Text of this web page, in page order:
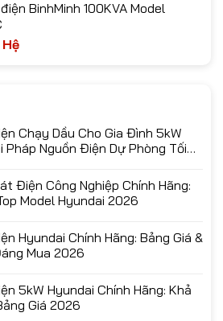
BinhMinh 100KVA Model
Chạy Dầu Cho Gia Đình 5kW
Pháp Nguồn Điện Dự Phòng Tối
Điện Công Nghiệp Chính Hãng:
Model Hyundai 2026
Hyundai Chính Hãng: Bảng Giá &
Mua 2026
5kW Hyundai Chính Hãng: Khả
Giá 2026